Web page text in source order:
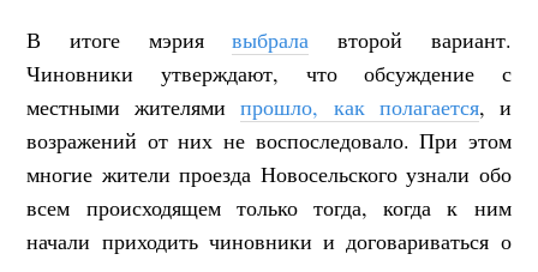
В итоге мэриявыбрала второй вариант.
Чиновники утверждают, что обсуждение с
местными жителямипрошло, как полагается, и
возражений от них не воспоследовало. При этом
многие жители проезда Новосельского узнали обо
всем происходящем только тогда, когда к ним
начали приходить чиновники и договариваться о